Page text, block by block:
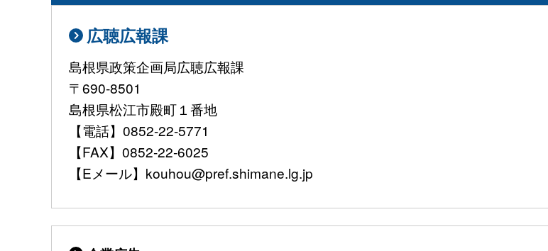
広聴広報課
島根県政策企画局広聴広報課
〒690-8501
島根県松江市殿町１番地
【電話】0852-22-5771
【FAX】0852-22-6025
【Eメール】kouhou@pref.shimane.lg.jp